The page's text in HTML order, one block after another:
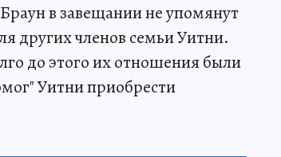
в завещании не упомянут
других членов семьи Уитни.
до этого их отношения были
Уитни приобрести